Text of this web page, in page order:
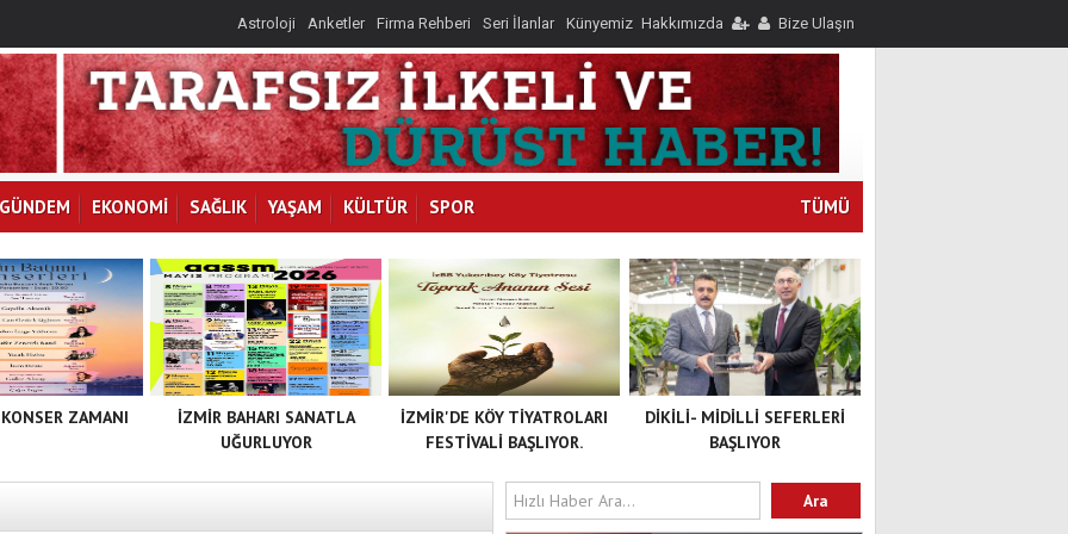
Astroloji Anketler Firma Rehberi Seri İlanlar Künyemiz Hakkımızda Bize Ulaşın
GÜNDEM EKONOMİ SAĞLIK YAŞAM KÜLTÜR SPOR TÜMÜ
ZAMANI
İZMİR BAHARI SANATLA
UĞURLUYOR
DİKİLİ- MİDİLLİ SEFERLERİ
BAŞLIYOR
İZMİR'DE KÖY TİYATROLARI
FESTİVALİ BAŞLIYOR.